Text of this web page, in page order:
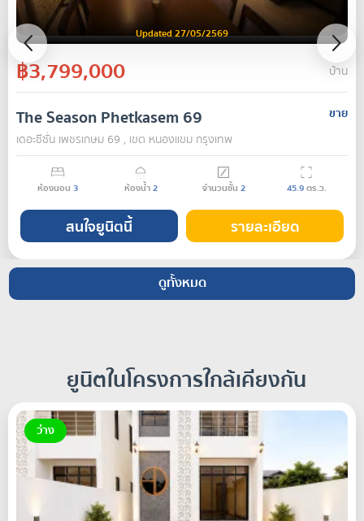
Updated 27/05/2569
฿3,799,000 บ้าน
The Season Phetkasem 69
ขาย
เดอะซีซั่น เพชรเกษม 69 , เขต หนองแขม กรุงเทพ
ห้องนอน 3 ห้องน้ำ2 จำนวนชั้น 2 45.9ตร.ว.
สนใจยูนิตนี้ รายละเอียด
ดูทั้งหมด
ยูนิตในโครงการใกล้เคียงกัน
ว่าง